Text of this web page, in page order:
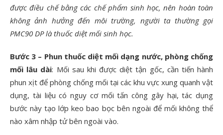
được điều chế bằng các chế phẩm sinh học, nên hoàn toàn
không ảnh hưởng đến môi trường, người ta thường gọi
PMC90 DP là thuốc diệt mối sinh học.
Bước 3 – Phun thuốc diệt mối dạng nước, phòng chống
mối lâu dài: Mối sau khi được diệt tận gốc, cần tiến hành
phun xịt để phòng chống mối tại các khu vực xung quanh vật
dụng, tài liệu có nguy cơ mối tấn công gây hại, tác dụng
bước này tạo lớp keo bao bọc bên ngoài để mối không thể
nào xâm nhập tử bên ngoài vào.